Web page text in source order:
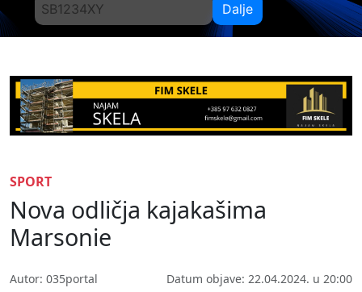
Dalje
SPORT
Nova odličja kajakašima
Marsonie
Autor: 035portal Datum objave: 22.04.2024. u 20:00